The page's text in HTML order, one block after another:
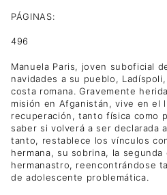
PÁGINAS:
496
Manuela Paris, joven suboficial
navidades a su pueblo,
costa romana. Gravemente
misión en Afganistán, vive en el
recuperación, tanto física como
saber si volverá a ser declarada
tanto, restablece los vínculos
hermana, su sobrina, la
hermanastro, reencontrándose
de adolescente problemática.